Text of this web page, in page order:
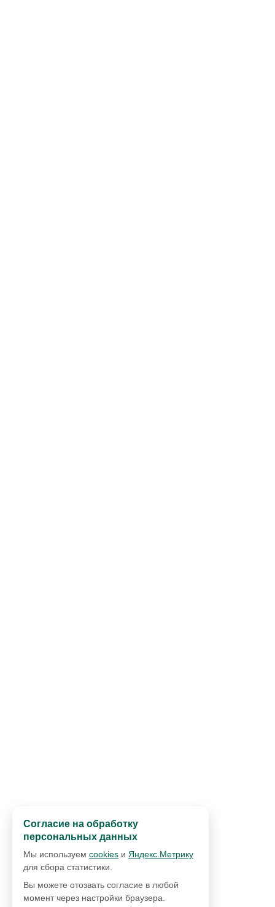
Согласие на обработку
персональных данных
Мы используем cookies и Яндекс.Метрику
для сбора статистики.
Вы можете отозвать согласие в любой
момент через настройки браузера.